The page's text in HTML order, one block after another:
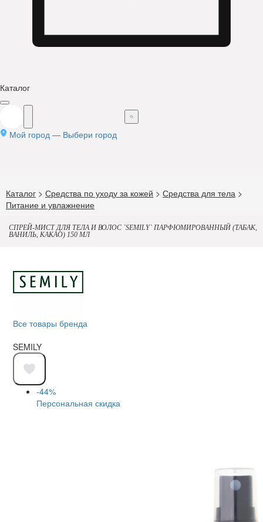
Каталог
Мой город — Выбери город
Каталог > Средства по уходу за кожей > Средства для тела >
Питание и увлажнение
СПРЕЙ-МИСТ ДЛЯ ТЕЛА И ВОЛОС `SEMILY` ПАРФЮМИРОВАННЫЙ (ТАБАК,
ВАНИЛЬ, КАКАО) 150 МЛ
Все товары бренда
SEMILY
-44%
Персональная скидка